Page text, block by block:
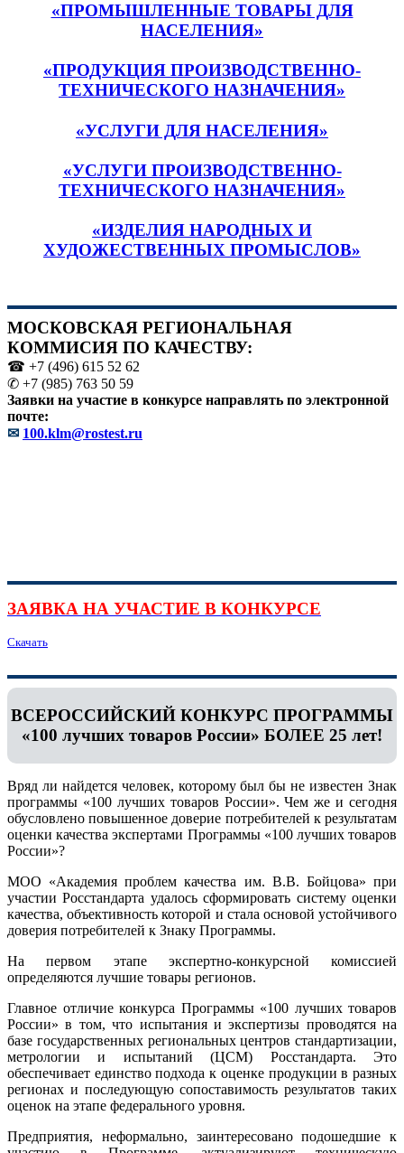
«ПРОМЫШЛЕННЫЕ ТОВАРЫ ДЛЯ
НАСЕЛЕНИЯ»
«ПРОДУКЦИЯ ПРОИЗВОДСТВЕННО-
ТЕХНИЧЕСКОГО НАЗНАЧЕНИЯ»
«УСЛУГИ ДЛЯ НАСЕЛЕНИЯ»
«УСЛУГИ ПРОИЗВОДСТВЕННО-
ТЕХНИЧЕСКОГО НАЗНАЧЕНИЯ»
«ИЗДЕЛИЯ НАРОДНЫХ И
ХУДОЖЕСТВЕННЫХ ПРОМЫСЛОВ»
МОСКОВСКАЯ РЕГИОНАЛЬНАЯ
КОММИСИЯ ПО КАЧЕСТВУ:
☎ +7 (496) 615 52 62
✆ +7 (985) 763 50 59
Заявки на участие в конкурсе направлять по электронной
почте:
✉ 100.klm@rostest.ru
ЗАЯВКА НА УЧАСТИЕ В КОНКУРСЕ
Скачать
ВСЕРОССИЙСКИЙ КОНКУРС ПРОГРАММЫ
«100 лучших товаров России» БОЛЕЕ 25 лет!
Вряд ли найдется человек, которому был бы не известен Знак
программы «100 лучших товаров России». Чем же и сегодня
обусловлено повышенное доверие потребителей к результатам
оценки качества экспертами Программы «100 лучших товаров
России»?
МОО «Академия проблем качества им. В.В. Бойцова» при
участии Росстандарта удалось сформировать систему оценки
качества, объективность которой и стала основой устойчивого
доверия потребителей к Знаку Программы.
На первом этапе экспертно-конкурсной комиссией
определяются лучшие товары регионов.
Главное отличие конкурса Программы «100 лучших товаров
России» в том, что испытания и экспертизы проводятся на
базе государственных региональных центров стандартизации,
метрологии и испытаний (ЦCM) Росстандарта. Это
обеспечивает единство подхода к оценке продукции в разных
регионах и последующую сопоставимость результатов таких
оценок на этапе федерального уровня.
Предприятия, неформально, заинтересовано подошедшие к